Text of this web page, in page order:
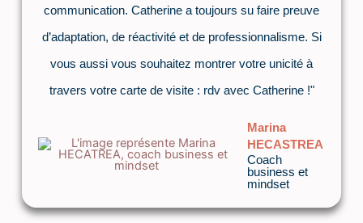
communication. Catherine a toujours su faire preuve
d’adaptation, de réactivité et de professionnalisme. Si
vous aussi vous souhaitez montrer votre unicité à
travers votre carte de visite : rdv avec Catherine !"
Marina
HECASTREA
Coach
business et
mindset